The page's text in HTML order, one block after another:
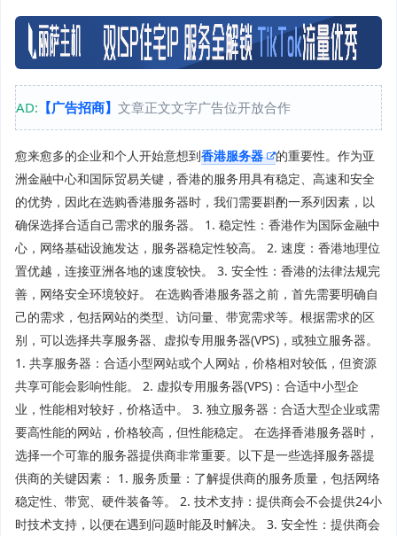
AD: 【广告招商】 文章正文文字广告位开放合作
愈来愈多的企业和个人开始意想到香港服务器
的重要性。作为亚
洲金融中心和国际贸易关键，香港的服务用具有稳定、高速和安全
的优势，因此在选购香港服务器时，我们需要斟酌一系列因素，以
确保选择合适自己需求的服务器。 1. 稳定性：香港作为国际金融中
心，网络基础设施发达，服务器稳定性较高。 2. 速度：香港地理位
置优越，连接亚洲各地的速度较快。 3. 安全性：香港的法律法规完
善，网络安全环境较好。 在选购香港服务器之前，首先需要明确自
己的需求，包括网站的类型、访问量、带宽需求等。根据需求的区
别，可以选择共享服务器、虚拟专用服务器(VPS)，或独立服务器。
1. 共享服务器：合适小型网站或个人网站，价格相对较低，但资源
共享可能会影响性能。 2. 虚拟专用服务器(VPS)：合适中小型企
业，性能相对较好，价格适中。 3. 独立服务器：合适大型企业或需
要高性能的网站，价格较高，但性能稳定。 在选择香港服务器时，
选择一个可靠的服务器提供商非常重要。以下是一些选择服务器提
供商的关键因素： 1. 服务质量：了解提供商的服务质量，包括网络
稳定性、带宽、硬件装备等。 2. 技术支持：提供商会不会提供24小
时技术支持，以便在遇到问题时能及时解决。 3. 安全性：提供商会